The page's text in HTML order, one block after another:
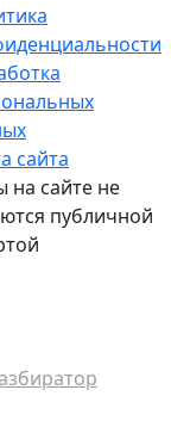
сайта
на сайте не
публичной